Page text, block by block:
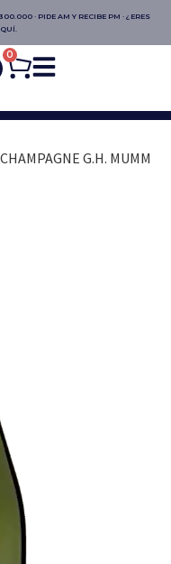
· PIDE AM Y RECIBE PM · ¿ERES
0
G.H. MUMM